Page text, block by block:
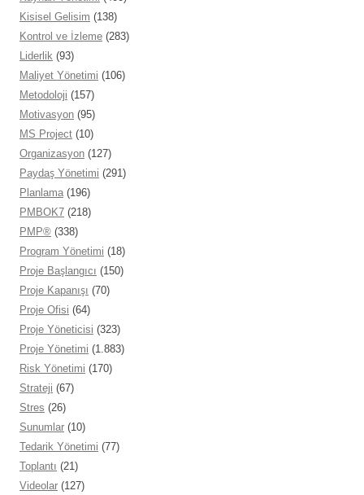
Kisisel Gelisim (138)
Kontrol ve İzleme (283)
Liderlik (93)
Maliyet Yönetimi (106)
Metodoloji (157)
Motivasyon (95)
MS Project (10)
Organizasyon (127)
Paydaş Yönetimi (291)
Planlama (196)
PMBOK7 (218)
PMP® (338)
Program Yönetimi (18)
Proje Başlangıcı (150)
Proje Kapanışı (70)
Proje Ofisi (64)
Proje Yöneticisi (323)
Proje Yönetimi (1.883)
Risk Yönetimi (170)
Strateji (67)
Stres (26)
Sunumlar (10)
Tedarik Yönetimi (77)
Toplantı (21)
Videolar (127)